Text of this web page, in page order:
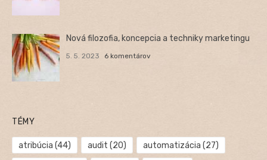
Nová filozofia, koncepcia a techniky marketingu
5. 5. 2023 6 komentárov
TÉMY
atribúcia (44) audit (20) automatizácia (27)